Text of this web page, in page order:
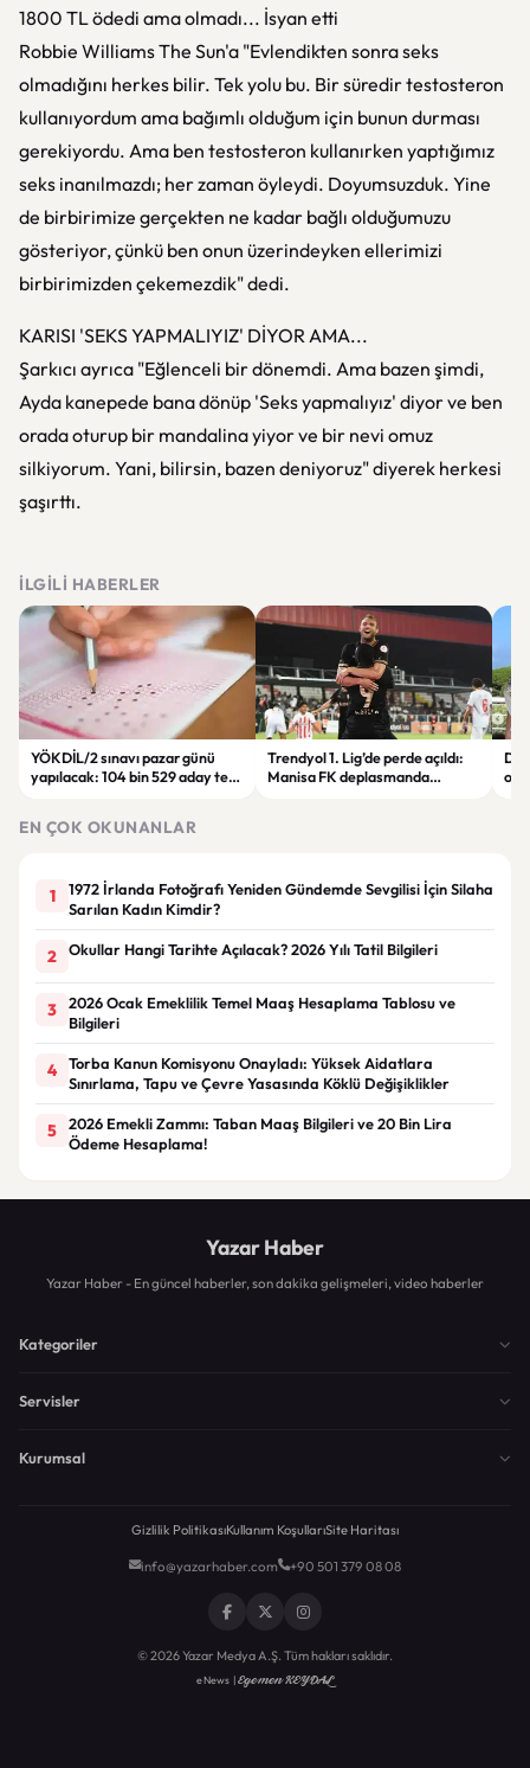
1800 TL ödedi ama olmadı... İsyan etti
Robbie Williams The Sun'a "Evlendikten sonra seks
olmadığını herkes bilir. Tek yolu bu. Bir süredir testosteron
kullanıyordum ama bağımlı olduğum için bunun durması
gerekiyordu. Ama ben testosteron kullanırken yaptığımız
seks inanılmazdı; her zaman öyleydi. Doyumsuzduk. Yine
de birbirimize gerçekten ne kadar bağlı olduğumuzu
gösteriyor, çünkü ben onun üzerindeyken ellerimizi
birbirimizden çekemezdik" dedi.
KARISI 'SEKS YAPMALIYIZ' DİYOR AMA...
Şarkıcı ayrıca "Eğlenceli bir dönemdi. Ama bazen şimdi,
Ayda kanepede bana dönüp 'Seks yapmalıyız' diyor ve ben
orada oturup bir mandalina yiyor ve bir nevi omuz
silkiyorum. Yani, bilirsin, bazen deniyoruz" diyerek herkesi
şaşırttı.
İLGILI HABERLER
YÖKDİL/2 sınavı pazar günü
yapılacak: 104 bin 529 aday ter
Trendyol 1. Lig’de perde açıldı:
Manisa FK deplasmanda
EN ÇOK OKUNANLAR
1
1972 İrlanda Fotoğrafı Yeniden Gündemde Sevgilisi İçin Silaha
Sarılan Kadın Kimdir?
2 Okullar Hangi Tarihte Açılacak? 2026 Yılı Tatil Bilgileri
3
2026 Ocak Emeklilik Temel Maaş Hesaplama Tablosu ve
Bilgileri
4
Torba Kanun Komisyonu Onayladı: Yüksek Aidatlara
Sınırlama, Tapu ve Çevre Yasasında Köklü Değişiklikler
5
2026 Emekli Zammı: Taban Maaş Bilgileri ve 20 Bin Lira
Ödeme Hesaplama!
Yazar Haber
Yazar Haber - En güncel haberler, son dakika gelişmeleri, video haberler
Kategoriler
Servisler
Kurumsal
Gizlilik PolitikasıKullanım KoşullarıSite Haritası
info@yazarhaber.com +90 501 379 08 08
© 2026 Yazar Medya A.Ş. Tüm hakları saklıdır.
eNews |Egemen KEYDAL